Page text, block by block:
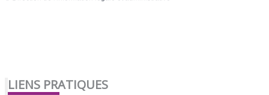
LIENS PRATIQUES